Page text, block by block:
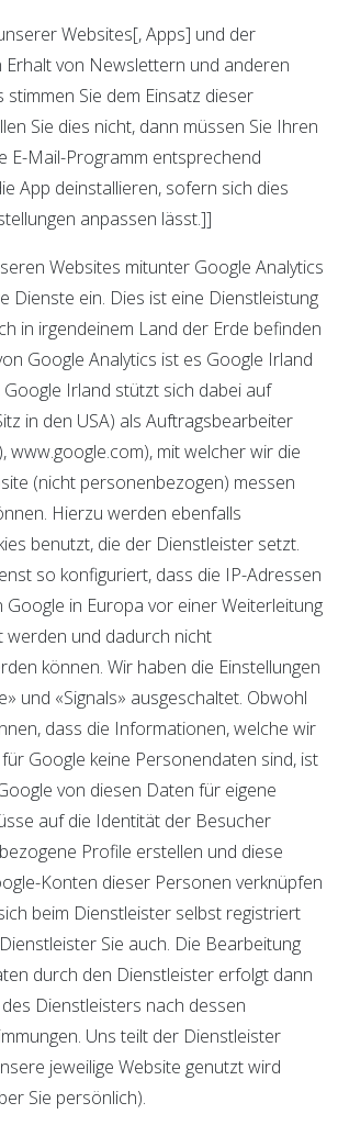
Websites[, Apps] und der
Erhalt von Newslettern und anderen
stimmen Sie dem Einsatz dieser
Sie dies nicht, dann müssen Sie Ihren
E-Mail-Programm entsprechend
App deinstallieren, sofern sich dies
anpassen lässt.]]
Websites mitunter Google Analytics
Dienste ein. Dies ist eine Dienstleistung
in irgendeinem Land der Erde befinden
Google Analytics ist es Google Irland
Google Irland stützt sich dabei auf
in den USA) als Auftragsbearbeiter
www.google.com), mit welcher wir die
(nicht personenbezogen) messen
Hierzu werden ebenfalls
benutzt, die der Dienstleister setzt.
so konfiguriert, dass die IP-Adressen
in Europa vor einer Weiterleitung
werden und dadurch nicht
können. Wir haben die Einstellungen
und «Signals» ausgeschaltet. Obwohl
dass die Informationen, welche wir
Google keine Personendaten sind, ist
von diesen Daten für eigene
auf die Identität der Besucher
Profile erstellen und diese
Konten dieser Personen verknüpfen
beim Dienstleister selbst registriert
Sie auch. Die Bearbeitung
durch den Dienstleister erfolgt dann
Dienstleisters nach dessen
Uns teilt der Dienstleister
jeweilige Website genutzt wird
Sie persönlich).